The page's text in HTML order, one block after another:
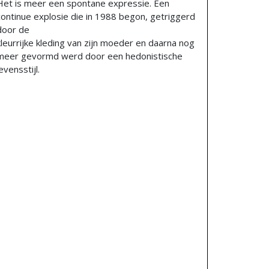
is meer een spontane expressie. Een
explosie die in 1988 begon, getriggerd
de
kleding van zijn moeder en daarna nog
gevormd werd door een hedonistische